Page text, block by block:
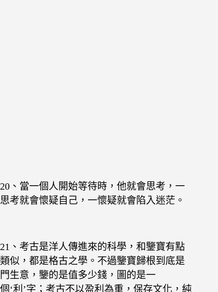
20、當一個人開始等待時，他就會思考，一
思考就會懷疑自己，一懷疑就會陷入迷茫。
21 、考古是洋人傳進來的科學，和鑒寶有點
類似，都是格古之學。不過鑒寶歸根到底是
門生意，鑒的是值多少錢，圖的是一
個‘利’字；考古不以盈利為重，保存文化，純